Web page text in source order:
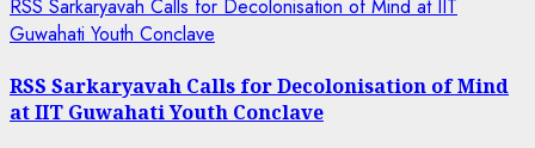
RSS Sarkaryavah Calls for Decolonisation of Mind at IIT
Guwahati Youth Conclave
RSS Sarkaryavah Calls for Decolonisation of Mind
at IIT Guwahati Youth Conclave